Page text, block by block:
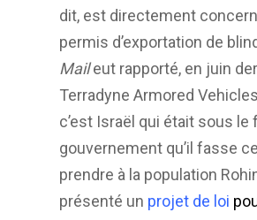
dit, est directement
permis d’exportation de
Maileut rapporté, en juin
Terradyne Armored
c’est Israël qui était sous
gouvernement qu’il fasse
prendre à la population
présenté un projet de loi